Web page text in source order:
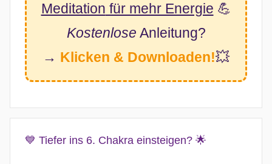
Meditation für mehr Energie 💪
Kostenlose Anleitung?
→ Klicken & Downloaden!💥
💙 Tiefer ins 6. Chakra einsteigen? 🌟